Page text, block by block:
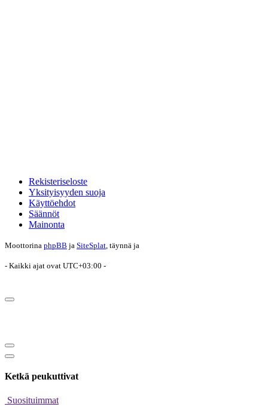
Rekisteriseloste
Yksityisyyden suoja
Käyttöehdot
Säännöt
Mainonta
Moottorina phpBB ja SiteSplat , täynnä ja
- Kaikki ajat ovat UTC+03:00 -
Ketkä peukuttivat
Suosituimmat